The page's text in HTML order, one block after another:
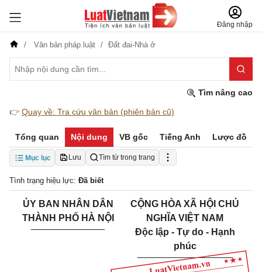
Đăng nhập
Văn bản pháp luật Đất đai-Nhà ở
Tìm nâng cao
👉 Quay về: Tra cứu văn bản (phiên bản cũ)
Tổng quan Nội dung VB gốc Tiếng Anh Lược đồ
Mục lục Lưu Tìm từ trong trang
Tình trạng hiệu lực: Đã biết
ỦY BAN NHÂN DÂN
THÀNH PHỐ HÀ NỘI
CỘNG HÒA XÃ HỘI CHỦ
NGHĨA VIỆT NAM
Độc lập - Tự do - Hạnh
phúc
__________________